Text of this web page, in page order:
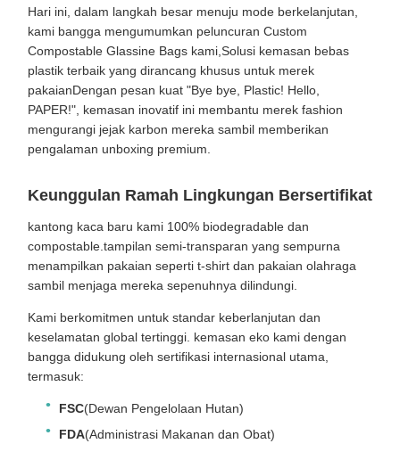
Hari ini, dalam langkah besar menuju mode berkelanjutan,
kami bangga mengumumkan peluncuran Custom
Compostable Glassine Bags kami,Solusi kemasan bebas
plastik terbaik yang dirancang khusus untuk merek
pakaianDengan pesan kuat "Bye bye, Plastic! Hello,
PAPER!", kemasan inovatif ini membantu merek fashion
mengurangi jejak karbon mereka sambil memberikan
pengalaman unboxing premium.
Keunggulan Ramah Lingkungan Bersertifikat
kantong kaca baru kami 100% biodegradable dan
compostable.tampilan semi-transparan yang sempurna
menampilkan pakaian seperti t-shirt dan pakaian olahraga
sambil menjaga mereka sepenuhnya dilindungi.
Kami berkomitmen untuk standar keberlanjutan dan
keselamatan global tertinggi. kemasan eko kami dengan
bangga didukung oleh sertifikasi internasional utama,
termasuk:
FSC(Dewan Pengelolaan Hutan)
FDA(Administrasi Makanan dan Obat)